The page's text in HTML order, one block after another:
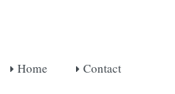
Home Contact